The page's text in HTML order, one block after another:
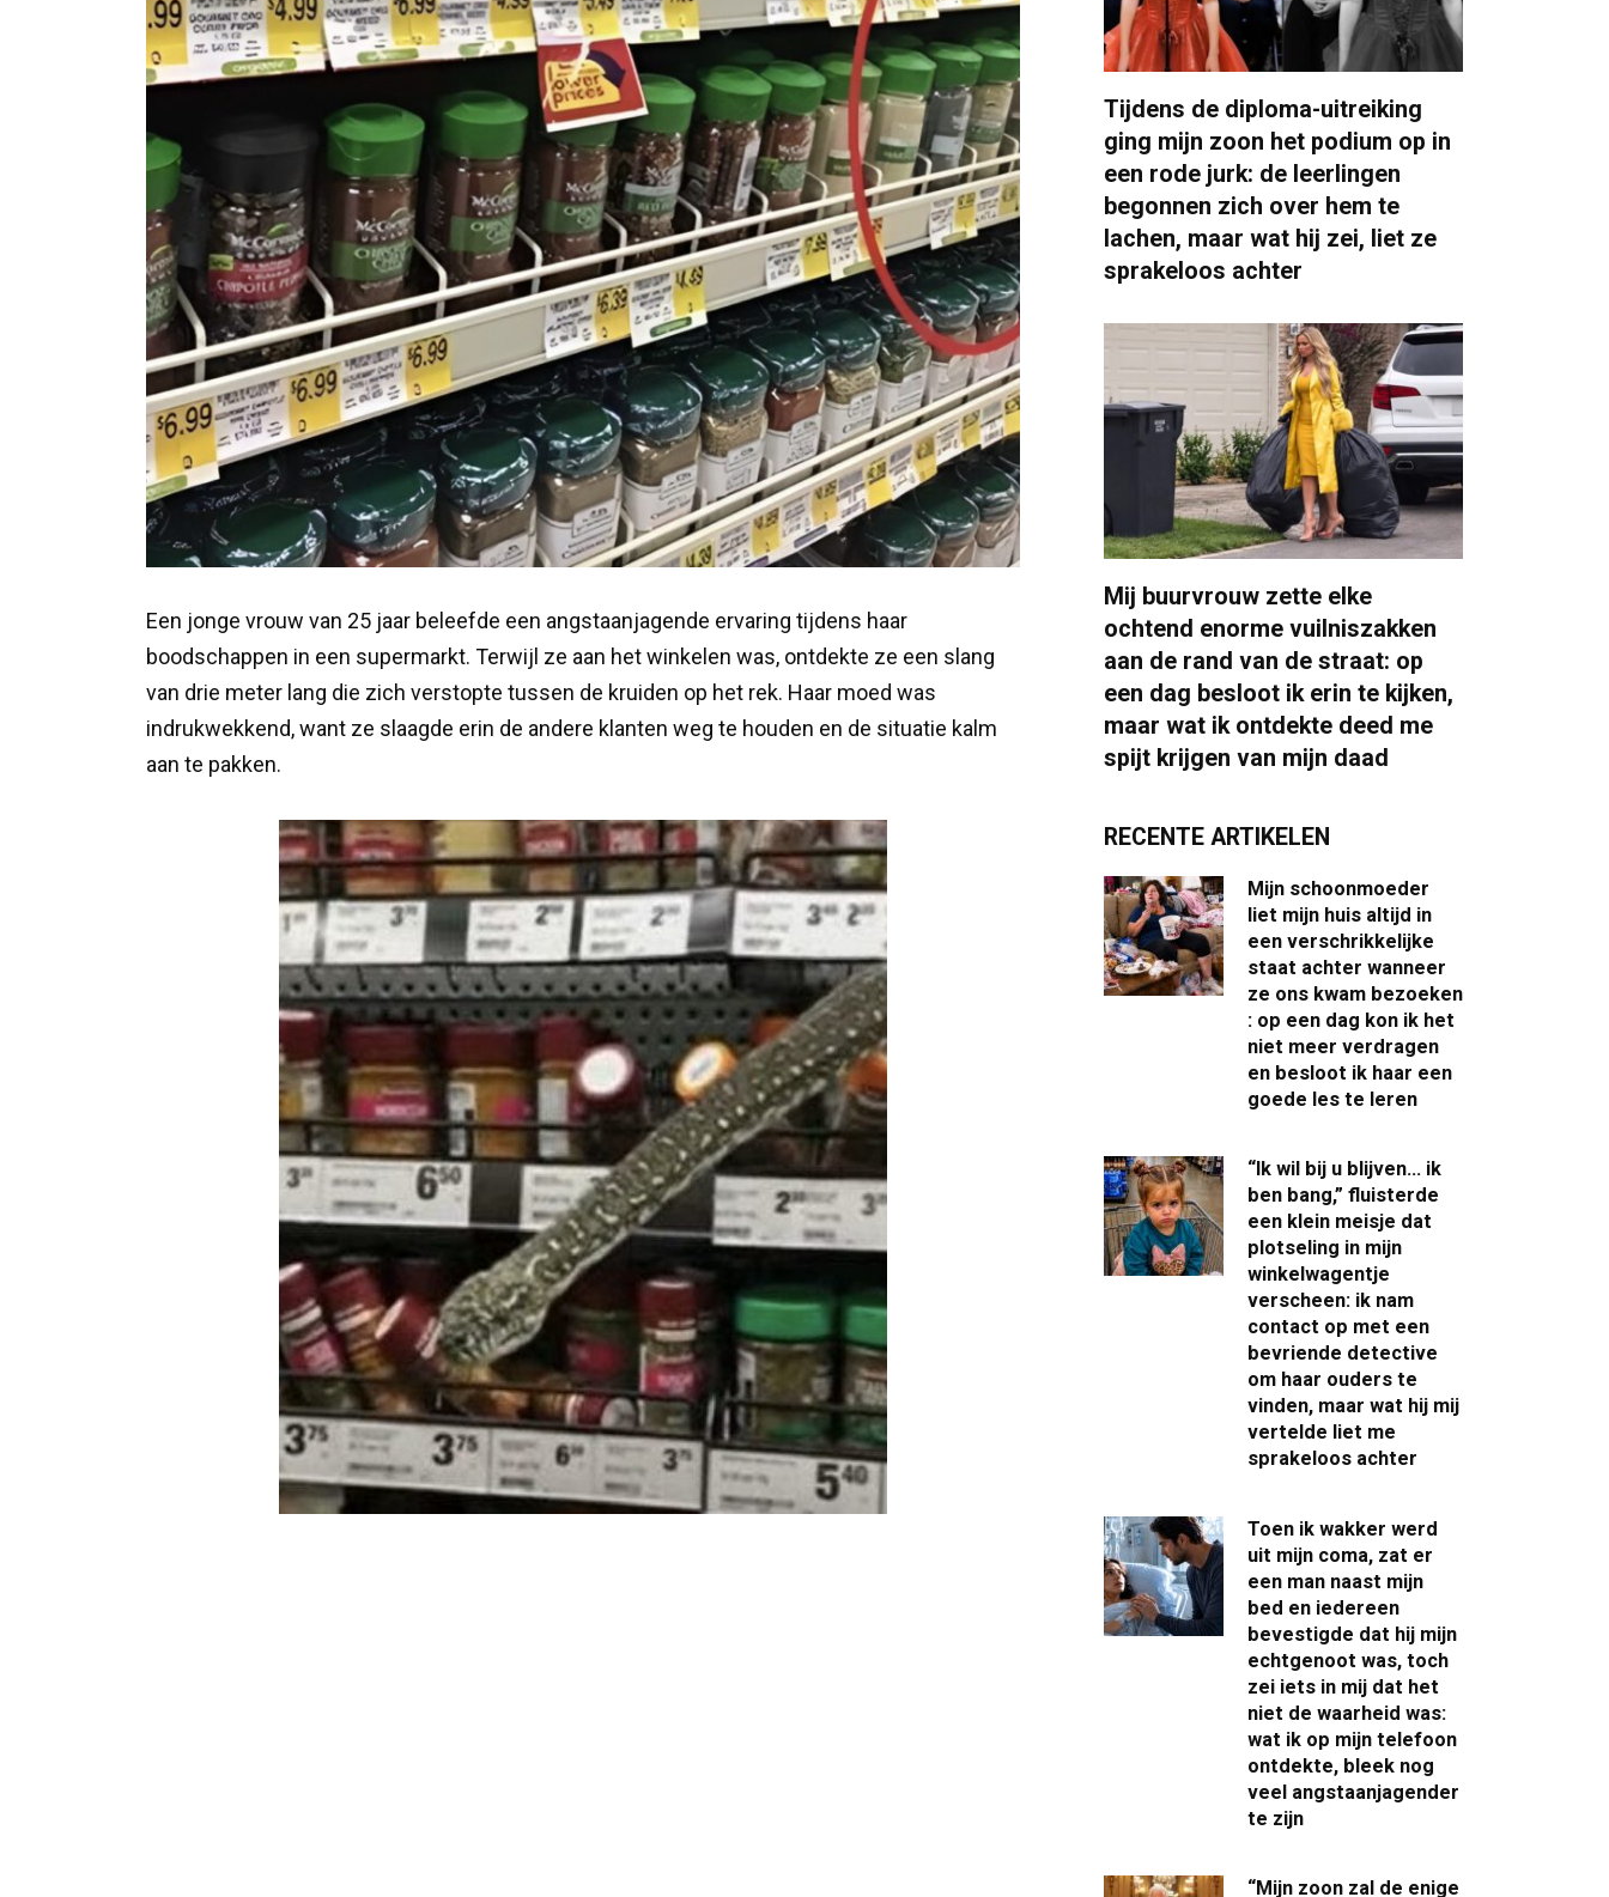
Een jonge vrouw van 25 jaar beleefde een angstaanjagende ervaring tijdens haar
boodschappen in een supermarkt. Terwijl ze aan het winkelen was, ontdekte ze een slang
van drie meter lang die zich verstopte tussen de kruiden op het rek. Haar moed was
indrukwekkend, want ze slaagde erin de andere klanten weg te houden en de situatie kalm
aan te pakken.
Tijdens de diploma-uitreiking
ging mijn zoon het podium op in
een rode jurk: de leerlingen
begonnen zich over hem te
lachen, maar wat hij zei, liet ze
sprakeloos achter
Mij buurvrouw zette elke
ochtend enorme vuilniszakken
aan de rand van de straat: op
een dag besloot ik erin te kijken,
maar wat ik ontdekte deed me
spijt krijgen van mijn daad
RECENTE ARTIKELEN
Mijn schoonmoeder
liet mijn huis altijd in
een verschrikkelijke
staat achter wanneer
ze ons kwam bezoeken
: op een dag kon ik het
niet meer verdragen
en besloot ik haar een
goede les te leren
“Ik wil bij u blijven… ik
ben bang,” fluisterde
een klein meisje dat
plotseling in mijn
winkelwagentje
verscheen: ik nam
contact op met een
bevriende detective
om haar ouders te
vinden, maar wat hij mij
vertelde liet me
sprakeloos achter
Toen ik wakker werd
uit mijn coma, zat er
een man naast mijn
bed en iedereen
bevestigde dat hij mijn
echtgenoot was, toch
zei iets in mij dat het
niet de waarheid was:
wat ik op mijn telefoon
ontdekte, bleek nog
veel angstaanjagender
te zijn
“Mijn zoon zal de enige